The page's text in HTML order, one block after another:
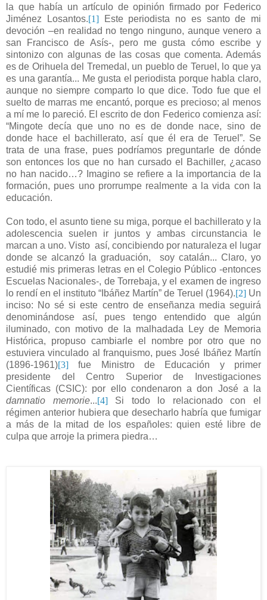
la que había un artículo de opinión firmado por Federico
Jiménez Losantos.[1]Este periodista no es santo de mi
devoción –en realidad no tengo ninguno, aunque venero a
san Francisco de Asís-, pero me gusta cómo escribe y
sintonizo con algunas de las cosas que comenta. Además
es de Orihuela del Tremedal, un pueblo de Teruel, lo que ya
es una garantía... Me gusta el periodista porque habla claro,
aunque no siempre comparto lo que dice. Todo fue que el
suelto de marras me encantó, porque es precioso; al menos
a mí me lo pareció. El escrito de don Federico comienza así:
“Mingote decía que uno no es de donde nace, sino de
donde hace el bachillerato, así que él era de Teruel”. Se
trata de una frase, pues podríamos preguntarle de dónde
son entonces los que no han cursado el Bachiller, ¿acaso
no han nacido…? Imagino se refiere a la importancia de la
formación, pues uno prorrumpe realmente a la vida con la
educación.
Con todo, el asunto tiene su miga, porque el bachillerato y la
adolescencia suelen ir juntos y ambas circunstancia le
marcan a uno. Visto así, concibiendo por naturaleza el lugar
donde se alcanzó la graduación, soy catalán... Claro, yo
estudié mis primeras letras en el Colegio Público -entonces
Escuelas Nacionales-, de Torrebaja, y el examen de ingreso
lo rendí en el instituto “Ibáñez Martín” de Teruel (1964).[2] Un
inciso: No sé si este centro de enseñanza media seguirá
denominándose así, pues tengo entendido que algún
iluminado, con motivo de la malhadada Ley de Memoria
Histórica, propuso cambiarle el nombre por otro que no
estuviera vinculado al franquismo, pues José Ibáñez Martín
(1896-1961)[3] fue Ministro de Educación y primer
presidente del Centro Superior de Investigaciones
Científicas (CSIC): por ello condenaron a don José a la
damnatio memorie...[4]Si todo lo relacionado con el
régimen anterior hubiera que desecharlo habría que fumigar
a más de la mitad de los españoles: quien esté libre de
culpa que arroje la primera piedra…